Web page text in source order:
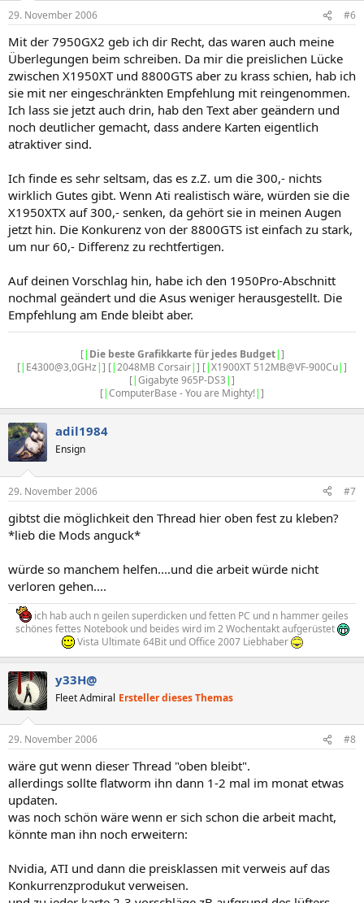
29. November 2006 #6
Mit der 7950GX2 geb ich dir Recht, das waren auch meine
Überlegungen beim schreiben. Da mir die preislichen Lücke
zwischen X1950XT und 8800GTS aber zu krass schien, hab ich
sie mit ner eingeschränkten Empfehlung mit reingenommen.
Ich lass sie jetzt auch drin, hab den Text aber geändern und
noch deutlicher gemacht, dass andere Karten eigentlich
atraktiver sind.
Ich finde es sehr seltsam, das es z.Z. um die 300,- nichts
wirklich Gutes gibt. Wenn Ati realistisch wäre, würden sie die
X1950XTX auf 300,- senken, da gehört sie in meinen Augen
jetzt hin. Die Konkurenz von der 8800GTS ist einfach zu stark,
um nur 60,- Differenz zu rechtfertigen.
Auf deinen Vorschlag hin, habe ich den 1950Pro-Abschnitt
nochmal geändert und die Asus weniger herausgestellt. Die
Empfehlung am Ende bleibt aber.
[| Die beste Grafikkarte für jedes Budget|]
[| E4300@3,0GHz|] [|2048MB Corsair|] [|X1900XT 512MB@VF-900Cu|]
[|Gigabyte 965P-DS3|]
[|ComputerBase - You are Mighty!|]
adil1984
Ensign
29. November 2006 #7
gibtst die möglichkeit den Thread hier oben fest zu kleben?
*lieb die Mods anguck*
würde so manchem helfen....und die arbeit würde nicht
verloren gehen....
ich hab auch n geilen superdicken und fetten PC und n hammer geiles
schönes fettes Notebook und beides wird im 2 Wochentakt aufgerüstet
Vista Ultimate 64Bit und Office 2007 Liebhaber
y33H@
Fleet Admiral Ersteller dieses Themas
29. November 2006 #8
wäre gut wenn dieser Thread "oben bleibt".
allerdings sollte flatworm ihn dann 1-2 mal im monat etwas
updaten.
was noch schön wäre wenn er sich schon die arbeit macht,
könnte man ihn noch erweitern:
Nvidia, ATI und dann die preisklassen mit verweis auf das
Konkurrenzprodukut verweisen.